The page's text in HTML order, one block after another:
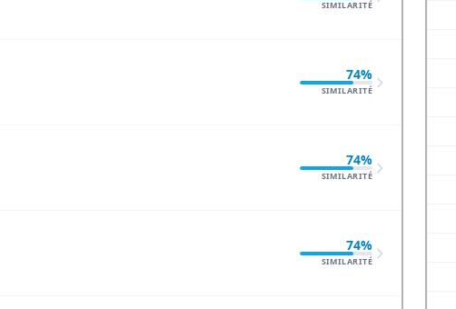
SIMILARITÉ
74%
SIMILARITÉ
74%
SIMILARITÉ
74%
SIMILARITÉ